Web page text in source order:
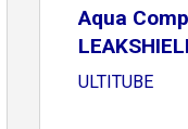
Aqua
for
ULTITUBE